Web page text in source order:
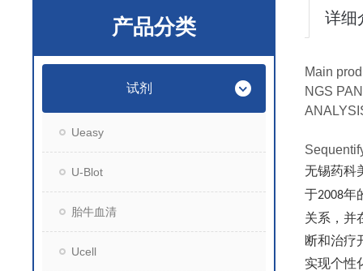
产品分类
试剂
Ueasy
U-Blot
胎牛血清
Ucell
详细
Main
NGS
无锡药科
于2008年
关系，并
断和治疗
实现个性